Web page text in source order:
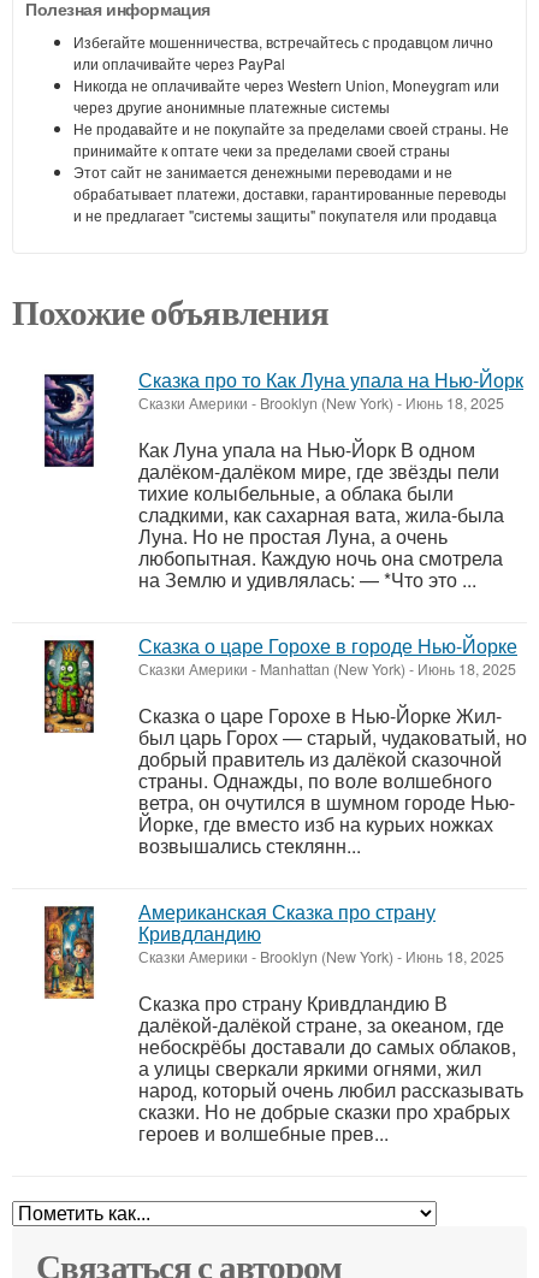
Полезная информация
Избегайте мошенничества, встречайтесь с продавцом лично
или оплачивайте через PayPal
Никогда не оплачивайте через Western Union, Moneygram или
через другие анонимные платежные системы
Не продавайте и не покупайте за пределами своей страны. Не
принимайте к оптате чеки за пределами своей страны
Этот сайт не занимается денежными переводами и не
обрабатывает платежи, доставки, гарантированные переводы
и не предлагает "системы защиты" покупателя или продавца
Похожие объявления
Сказка про то Как Луна упала на Нью-Йорк
Сказки Америки - Brooklyn (New York) - Июнь 18, 2025
Как Луна упала на Нью-Йорк В одном
далёком-далёком мире, где звёзды пели
тихие колыбельные, а облака были
сладкими, как сахарная вата, жила-была
Луна. Но не простая Луна, а очень
любопытная. Каждую ночь она смотрела
на Землю и удивлялась: — *Что это ...
Сказка о царе Горохе в городе Нью-Йорке
Сказки Америки - Manhattan (New York) - Июнь 18, 2025
Сказка о царе Горохе в Нью-Йорке Жил-
был царь Горох — старый, чудаковатый, но
добрый правитель из далёкой сказочной
страны. Однажды, по воле волшебного
ветра, он очутился в шумном городе Нью-
Йорке, где вместо изб на курьих ножках
возвышались стеклянн...
Американская Сказка про страну
Кривдландию
Сказки Америки - Brooklyn (New York) - Июнь 18, 2025
Сказка про страну Кривдландию В
далёкой-далёкой стране, за океаном, где
небоскрёбы доставали до самых облаков,
а улицы сверкали яркими огнями, жил
народ, который очень любил рассказывать
сказки. Но не добрые сказки про храбрых
героев и волшебные прев...
Связаться с автором